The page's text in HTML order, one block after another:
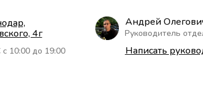
4г
10:00 до 19:00
Андрей
Руководитель
Написать